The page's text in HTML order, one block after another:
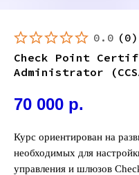
0.0 (0)
Check Point
Administrator
70 000 р.
Курс ориентирован на
необходимых для
управления и шлюзов